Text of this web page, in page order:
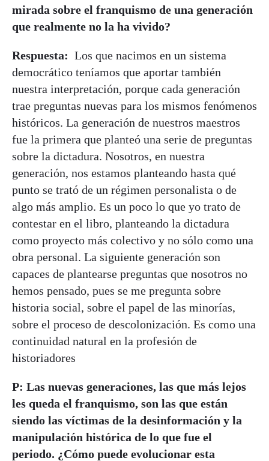
mirada sobre el franquismo de una generación
que realmente no la ha vivido?
Respuesta: Los que nacimos en un sistema
democrático teníamos que aportar también
nuestra interpretación, porque cada generación
trae preguntas nuevas para los mismos fenómenos
históricos. La generación de nuestros maestros
fue la primera que planteó una serie de preguntas
sobre la dictadura. Nosotros, en nuestra
generación, nos estamos planteando hasta qué
punto se trató de un régimen personalista o de
algo más amplio. Es un poco lo que yo trato de
contestar en el libro, planteando la dictadura
como proyecto más colectivo y no sólo como una
obra personal. La siguiente generación son
capaces de plantearse preguntas que nosotros no
hemos pensado, pues se me pregunta sobre
historia social, sobre el papel de las minorías,
sobre el proceso de descolonización. Es como una
continuidad natural en la profesión de
historiadores
P: Las nuevas generaciones, las que más lejos
les queda el franquismo, son las que están
siendo las víctimas de la desinformación y la
manipulación histórica de lo que fue el
periodo. ¿Cómo puede evolucionar esta